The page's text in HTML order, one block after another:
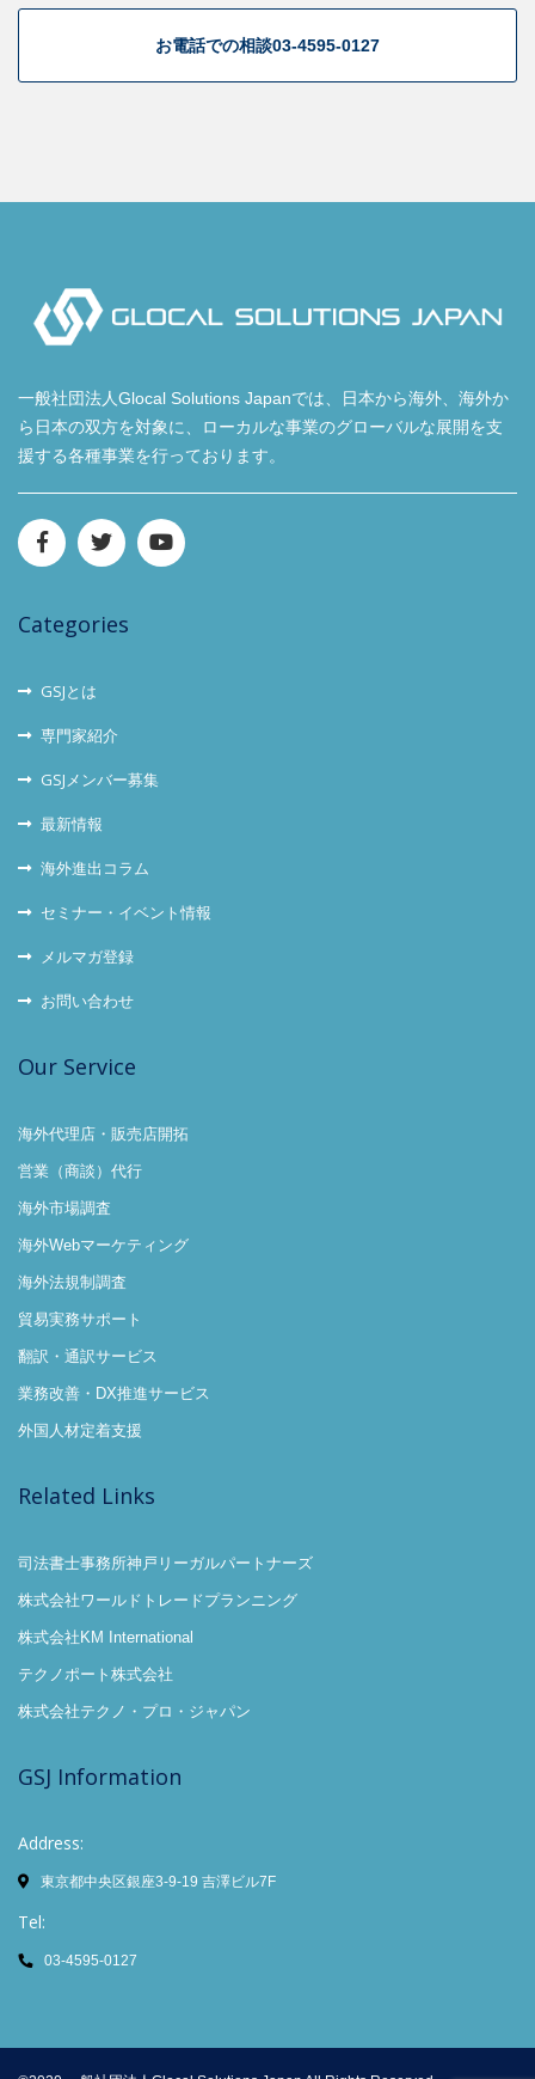
お電話での相談03-4595-0127
一般社団法人Glocal Solutions Japanでは、日本から海外、海外か
ら日本の双方を対象に、ローカルな事業のグローバルな展開を支
援する各種事業を行っております。
Categories
GSJとは
専門家紹介
GSJメンバー募集
最新情報
海外進出コラム
セミナー・イベント情報
メルマガ登録
お問い合わせ
Our Service
海外代理店・販売店開拓
営業（商談）代行
海外市場調査
海外Webマーケティング
海外法規制調査
貿易実務サポート
翻訳・通訳サービス
業務改善・DX推進サービス
外国人材定着支援
Related Links
司法書士事務所神戸リーガルパートナーズ
株式会社ワールドトレードプランニング
株式会社KM International
テクノポート株式会社
株式会社テクノ・プロ・ジャパン
GSJ Information
Address:
東京都中央区銀座3-9-19 吉澤ビル7F
Tel:
03-4595-0127